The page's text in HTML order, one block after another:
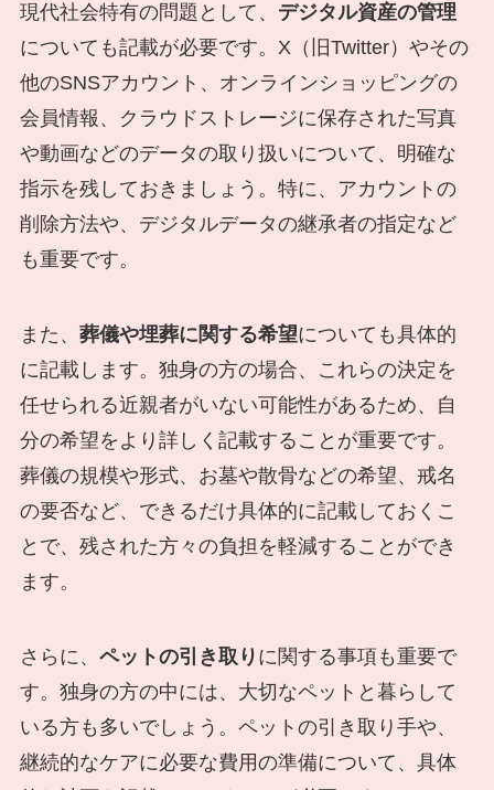
現代社会特有の問題として、 デジタル資産の管理
についても記載が必要です。X（旧Twitter）やその
他のSNSアカウント、オンラインショッピングの
会員情報、クラウドストレージに保存された写真
や動画などのデータの取り扱いについて、明確な
指示を残しておきましょう。特に、アカウントの
削除方法や、デジタルデータの継承者の指定など
も重要です。
また、 葬儀や埋葬に関する希望についても具体的
に記載します。独身の方の場合、これらの決定を
任せられる近親者がいない可能性があるため、自
分の希望をより詳しく記載することが重要です。
葬儀の規模や形式、お墓や散骨などの希望、戒名
の要否など、できるだけ具体的に記載しておくこ
とで、残された方々の負担を軽減することができ
ます。
さらに、 ペットの引き取り に関する事項も重要で
す。独身の方の中には、大切なペットと暮らして
いる方も多いでしょう。ペットの引き取り手や、
継続的なケアに必要な費用の準備について、具体